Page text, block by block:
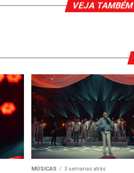
VEJA TAMBÉM
MÚSICAS 3 semanas atrás